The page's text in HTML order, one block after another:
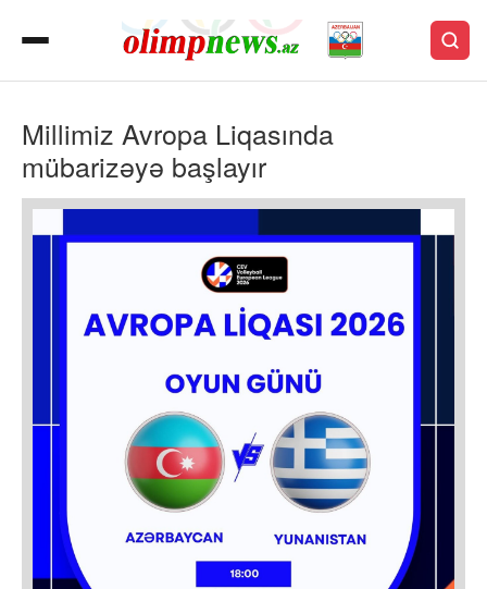
Millimiz Avropa Liqasında
mübarizəyə başlayır